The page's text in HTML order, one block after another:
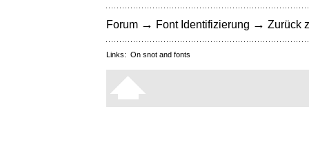
Forum → Font Identifizierung → Zurück
Links: On snot and fonts